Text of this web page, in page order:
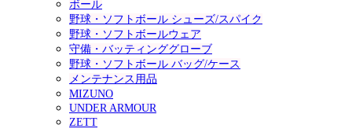
ボール
野球・ソフトボール シューズ/スパイク
野球・ソフトボールウェア
守備・バッティンググローブ
野球・ソフトボール バッグ/ケース
メンテナンス用品
MIZUNO
UNDER ARMOUR
ZETT